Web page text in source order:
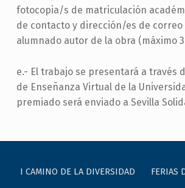
fotocopia/s de matriculación
de contacto y dirección/es de
alumnado autor de la obra (máximo
e.- El trabajo se presentará a través
de Enseñanza Virtual de la
premiado será enviado a Sevilla
Skip back to main navigation
I CAMINO DE LA DIVERSIDAD FERIAS